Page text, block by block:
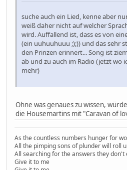
suche auch ein Lied, kenne aber
weiß daher nicht auf welcher
wird. Auffallend ist, dass es von
(ein uuhuuhuuu ;);)) und das sehr
den Prinzen erinnert... Song ist
ab und zu auch im Radio (jetzt wo
mehr)
Ohne was genaues zu wissen,
die Housemartins mit "Caravan of
As the countless numbers hunger for
All the pimping sons of plunder will roll
All searching for the answers they don't
Give it to me